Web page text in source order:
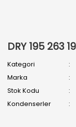
DRY 195 263
Kategori
Marka
Stok Kodu
Kondenserler